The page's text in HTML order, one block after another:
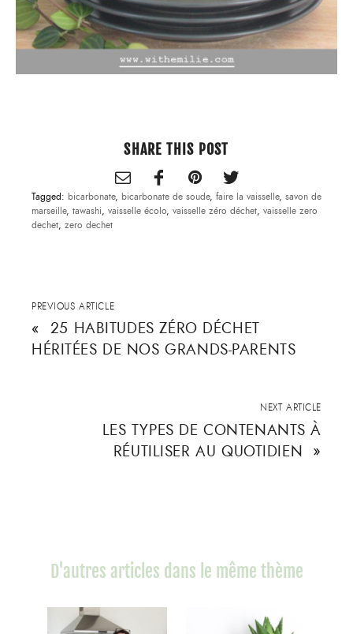
SHARE THIS POST
Tagged: bicarbonate, bicarbonate de soude, faire la vaisselle, savon de
marseille, tawashi, vaisselle écolo, vaisselle zéro déchet, vaisselle zero
dechet, zero dechet
PREVIOUS ARTICLE
« 25 HABITUDES ZÉRO DÉCHET
HÉRITÉES DE NOS GRANDS-PARENTS
NEXT ARTICLE
LES TYPES DE CONTENANTS À
RÉUTILISER AU QUOTIDIEN »
D'autres articles dans le même thème